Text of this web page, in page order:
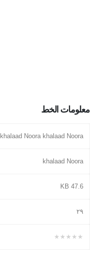
معلومات الخط
khalaad Noora khalaad Noora
khalaad Noora
47.6 KB
٢۹
★★★★★